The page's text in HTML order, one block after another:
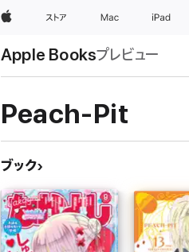
Appleストア Mac iPad
Apple Booksプレビュー
Peach-Pit
ブック